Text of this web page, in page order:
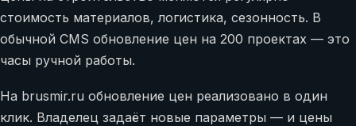
стоимость материалов, логистика, сезонность. В
обычной CMS обновление цен на 200 проектах — это
часы ручной работы.
На brusmir.ru обновление цен реализовано в один
клик. Владелец задаёт новые параметры — и цены